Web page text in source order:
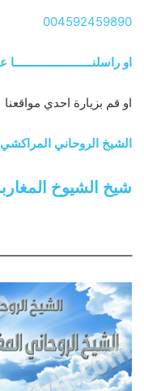
004592459890
او
او قم بزيارة احدي مواقعنا
الشيخ الروحاني المراكشي
شيخ الشيوخ